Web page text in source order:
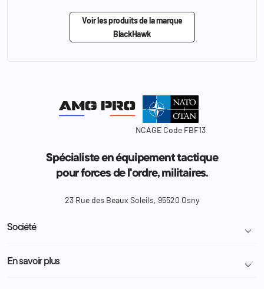
Voir les produits de la marque
BlackHawk
NCAGE Code FBF13
Spécialiste en équipement tactique
pour forces de l'ordre, militaires.
23 Rue des Beaux Soleils, 95520 Osny
Société 
Livraison et retour colis
En savoir plus 